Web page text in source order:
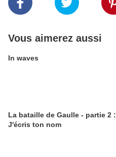
Vous aimerez aussi
In waves
La bataille de Gaulle - partie 2 :
J'écris ton nom